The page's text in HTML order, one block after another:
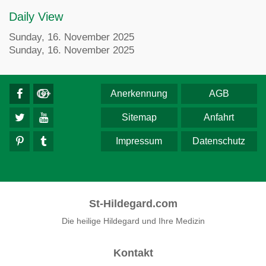
Daily View
Sunday, 16. November 2025
Sunday, 16. November 2025
AGB
Anerkennung
Anfahrt
Sitemap
Datenschutz
Impressum
St-Hildegard.com
Die heilige Hildegard und Ihre Medizin
Kontakt